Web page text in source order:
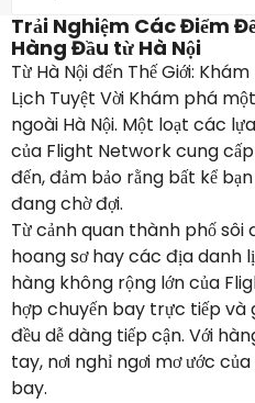
Trải Nghiệm Các Điểm
Hàng Đầu từ Hà Nội
Từ Hà Nội đến Thế Giới:
Lịch Tuyệt Vời Khám phá
ngoài Hà Nội. Một loạt các
của Flight Network cung
đến, đảm bảo rằng bất kể
đang chờ đợi.
Từ cảnh quan thành phố sôi
hoang sơ hay các địa danh
hàng không rộng lớn của
hợp chuyến bay trực tiếp và
đều dễ dàng tiếp cận. Với
tay, nơi nghỉ ngơi mơ ước
bay.